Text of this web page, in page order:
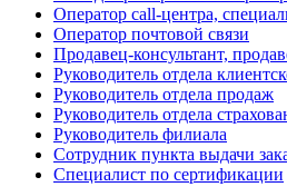
Оператор call-центра,
Оператор почтовой связи
Продавец-консультант,
Руководитель отдела
Руководитель отдела продаж
Руководитель отдела
Руководитель филиала
Сотрудник пункта выдачи
Специалист по сертификации